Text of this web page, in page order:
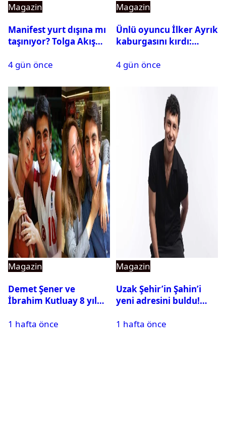
Magazin
Manifest yurt dışına mı
taşınıyor? Tolga Akış
4 gün önce
Magazin
Ünlü oyuncu İlker Ayrık
kaburgasını kırdı:
4 gün önce
Magazin
Demet Şener ve
İbrahim Kutluay 8 yıl
Ailece Yunanistan
1 hafta önce
Magazin
Uzak Şehir’in Şahin’i
yeni adresini buldu!
rekortmeni dizide
1 hafta önce